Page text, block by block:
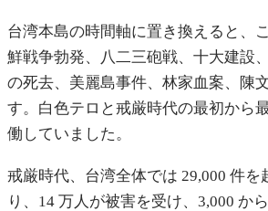
台湾本島の時間軸に置き換えると、
鮮戦争勃発、八二三砲戦、十大建設
の死去、美麗島事件、林家血案、陳
す。白色テロと戒厳時代の最初から
働していました。
戒厳時代、台湾全体では 29,000 件を
り、14 万人が被害を受け、3,000 か